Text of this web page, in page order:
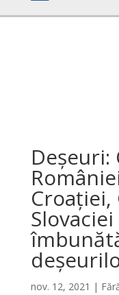
Deșeuri:
Croației,
Slovaciei
nov. 12, 2021 |